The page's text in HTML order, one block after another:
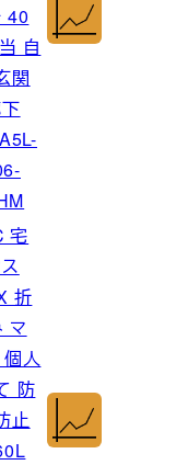
40
自
関
宅
折
マ
個人
防
止